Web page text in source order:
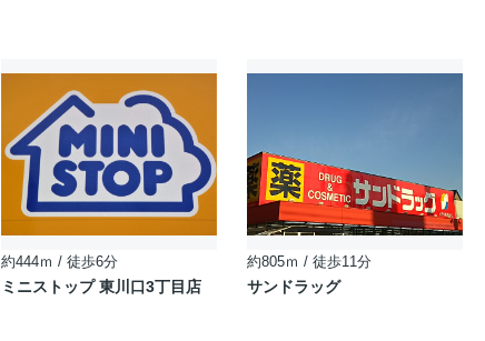
約444ｍ / 徒歩6分
ミニストップ 東川口3丁目店
約805ｍ / 徒歩11分
サンドラッグ